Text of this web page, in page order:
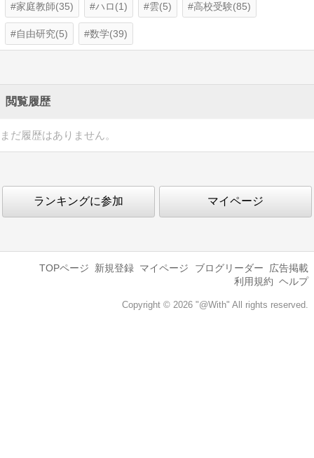
家庭教師(35) ハロ(1) 雲(5) 高校受験(85)
自由研究(5) 数学(39)
閲覧履歴
まだ履歴はありません。
ランキングに参加 マイページ
TOPページ 新規登録 マイページ ブログリーダー
広告掲載
利用規約 ヘルプ
Copyright © 2026 "@With" All rights reserved.